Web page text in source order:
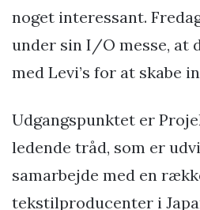
noget interessant.
under sin I/O messe, at
med Levi’s for at skabe
Udgangspunktet er
ledende tråd, som er
samarbejde med en
tekstilproducenter i